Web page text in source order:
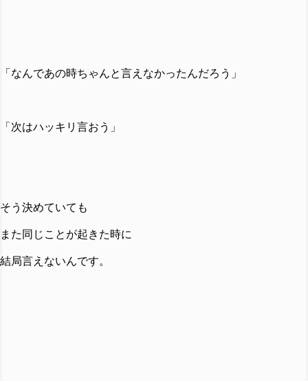
「なんであの時ちゃんと言えなかったんだろう」
「次はハッキリ言おう」
そう決めていても
また同じことが起きた時に
結局言えないんです。